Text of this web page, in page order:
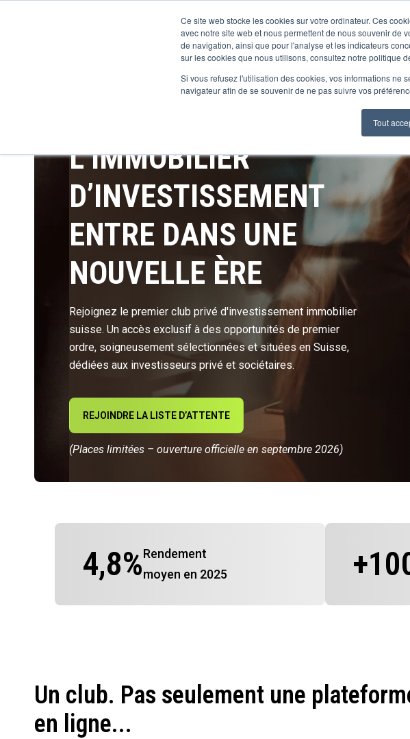
Ce site web stocke les cookies sur votre ordinateur. Ces
avec notre site web et nous permettent de nous souvenir de
de navigation, ainsi que pour l'analyse et les indicateurs
sur les cookies que nous utilisons, consultez notre politique
Si vous refusez l'utilisation des cookies, vos informations ne
navigateur afin de se souvenir de ne pas suivre vos
Tout
L’IMMOBILIER
D’INVESTISSEMENT
ENTRE DANS UNE
NOUVELLE ÈRE
Rejoignez le premier club privé d'investissement immobilier
suisse. Un accès exclusif à des opportunités de premier
ordre, soigneusement sélectionnées et situées en Suisse,
dédiées aux investisseurs privé et sociétaires.
REJOINDRE LA LISTE D’ATTENTE
(Places limitées – ouverture officielle en septembre 2026)
4,8%Rendement
moyen en 2025
+
Un club. Pas seulement une
en ligne...